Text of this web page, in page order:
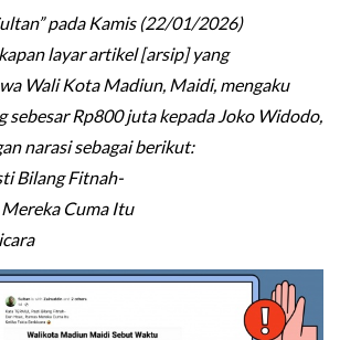
pada Kamis (22/01/2026)
layar artikel [arsip] yang
Wali Kota Madiun, Maidi, mengaku
sebesar Rp800 juta kepada Joko Widodo,
narasi sebagai berikut:
Bilang Fitnah-
Cuma Itu